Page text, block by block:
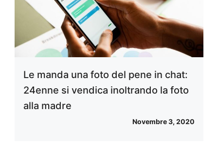
Le manda una foto del pene in chat:
24enne si vendica inoltrando la foto
alla madre
Novembre 3, 2020